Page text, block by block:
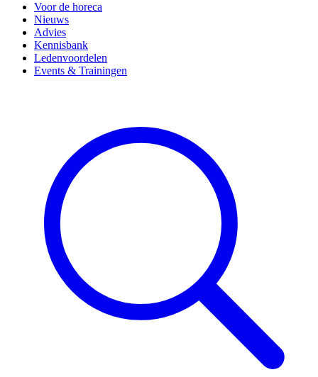
Voor de horeca
Nieuws
Advies
Kennisbank
Ledenvoordelen
Events & Trainingen